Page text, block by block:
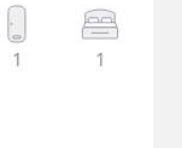
1 1